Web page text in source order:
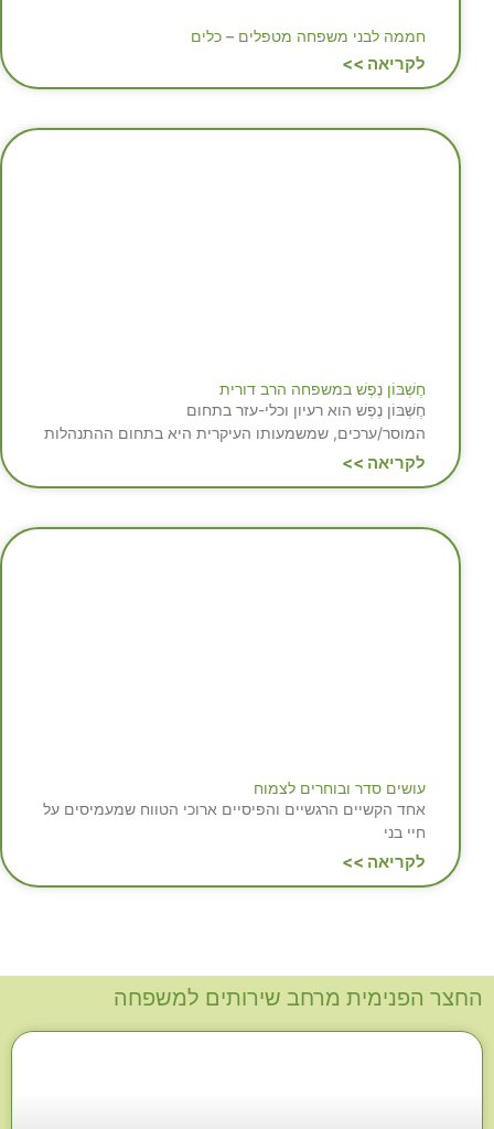
חממה לבני משפחה מטפלים – כלים
לקריאה >>
חֶשְׁבּוֹן נֶפֶשׁ במשפחה הרב דורית
חֶשְׁבּוֹן נֶפֶשׁ הוא רעיון וכלי-עזר בתחום
המוסר/ערכים, שמשמעותו העיקרית היא בתחום ההתנהלות
לקריאה >>
עושים סדר ובוחרים לצמוח
אחד הקשיים הרגשיים והפיסיים ארוכי הטווח שמעמיסים על
חיי בני
לקריאה >>
החצר הפנימית מרחב שירותים למשפחה